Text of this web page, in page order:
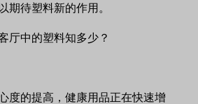
期待塑料新的作用。
度的提高，健康用品正在快速增